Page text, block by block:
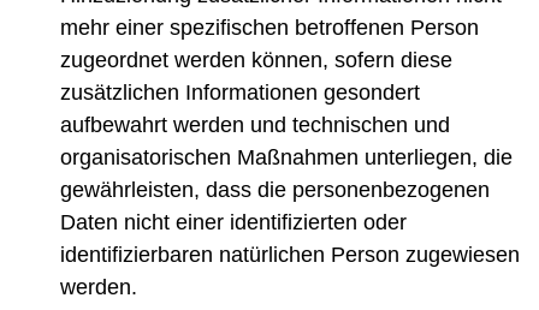
mehr einer spezifischen betroffenen Person
zugeordnet werden können, sofern diese
zusätzlichen Informationen gesondert
aufbewahrt werden und technischen und
organisatorischen Maßnahmen unterliegen, die
gewährleisten, dass die personenbezogenen
Daten nicht einer identifizierten oder
identifizierbaren natürlichen Person zugewiesen
werden.